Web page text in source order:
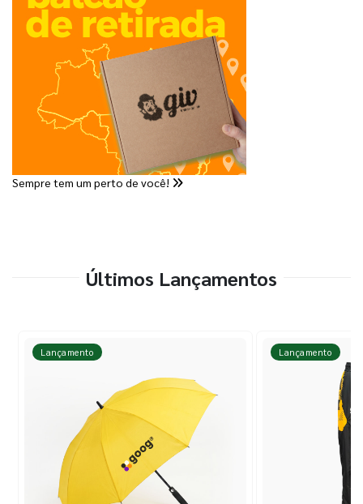
Sempre tem um perto de você!
Últimos Lançamentos
Lançamento Lançamento